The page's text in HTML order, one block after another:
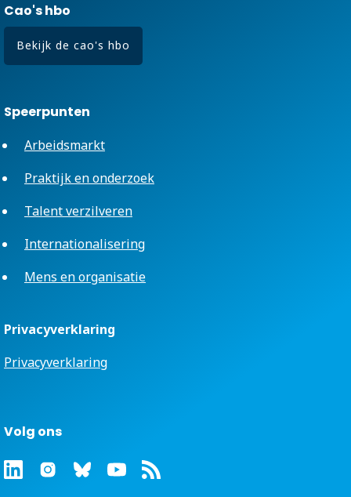
Cao's hbo
Bekijk de cao's hbo
Speerpunten
Arbeidsmarkt
Praktijk en onderzoek
Talent verzilveren
Internationalisering
Mens en organisatie
Privacyverklaring
Privacyverklaring
Volg ons